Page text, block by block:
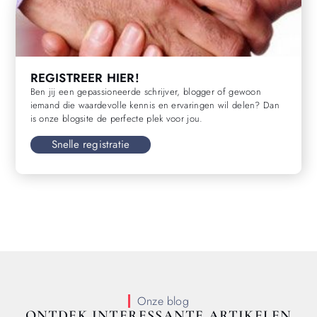
REGISTREER HIER!
Ben jij een gepassioneerde schrijver, blogger of gewoon
iemand die waardevolle kennis en ervaringen wil delen? Dan
is onze blogsite de perfecte plek voor jou.
Snelle registratie
Onze blog